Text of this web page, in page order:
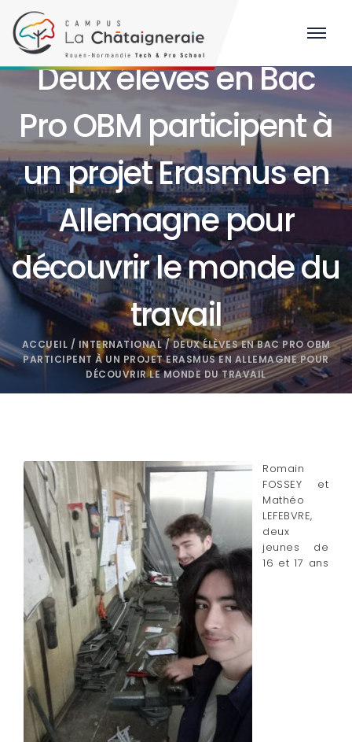
ACCUEIL / INTERNATIONAL /DEUX ÉLÈVES EN BAC PRO OBM
PARTICIPENT À UN PROJET ERASMUS EN ALLEMAGNE POUR
DÉCOUVRIR LE MONDE DU TRAVAIL
Deux élèves en Bac
Pro OBM participent à
un projet Erasmus en
Allemagne pour
découvrir le monde du
travail
Romain
FOSSEY et
Mathéo
LEFEBVRE,
deux
jeunes de
16 et 17 ans